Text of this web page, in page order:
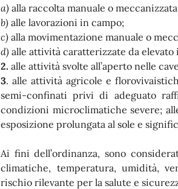
a) alla raccolta manuale o
b) alle lavorazioni in campo;
c) alla movimentazione manuale o
d) alle attività caratterizzate da
2. alle attività svolte all’aperto nelle
3. alle attività agricole e
semi-confinati privi di adeguato
condizioni microclimatiche severe;
esposizione prolungata al sole e
Ai fini dell’ordinanza, sono
climatiche, temperatura, umidità,
rischio rilevante per la salute e